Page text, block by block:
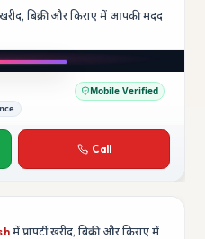
खरीद, बिक्री और किराए में आपकी मदद
Mobile Verified
Call
में प्रापर्टी खरीद, बिक्री और किराए में